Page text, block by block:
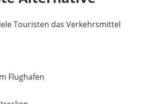
Touristen das Verkehrsmittel
Flughafen